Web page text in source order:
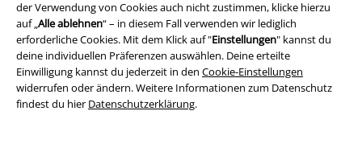
der Verwendung von Cookies auch nicht zustimmen, klicke hierzu
auf „Alle ablehnen“ – in diesem Fall verwenden wir lediglich
erforderliche Cookies. Mit dem Klick auf "Einstellungen" kannst du
deine individuellen Präferenzen auswählen. Deine erteilte
Einwilligung kannst du jederzeit in den Cookie-Einstellungen
widerrufen oder ändern. Weitere Informationen zum Datenschutz
findest du hier Datenschutzerklärung.
Nicht nur für Kutten!
Die Kutte ist mit ihrer bunten Patch-Kollektion ein echter Hingucker und
aus der Metal-Szene nicht mehr wegzudenken - aber auch andere
Kleidungsstücke lassen sich einfach und einzigartig aufwerten und
umgestalten. Vor allem Jacken, Rucksäcke und Umhängetaschen bieten